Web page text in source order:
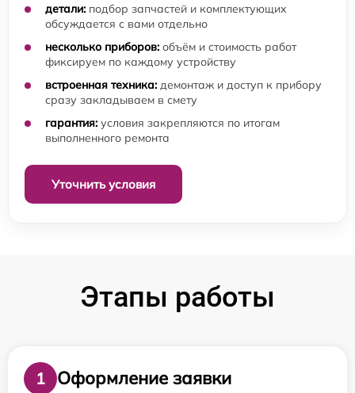
детали: подбор запчастей и комплектующих
обсуждается с вами отдельно
несколько приборов: объём и стоимость работ
фиксируем по каждому устройству
встроенная техника: демонтаж и доступ к прибору
сразу закладываем в смету
гарантия: условия закрепляются по итогам
выполненного ремонта
Уточнить условия
Этапы работы
1
Оформление заявки